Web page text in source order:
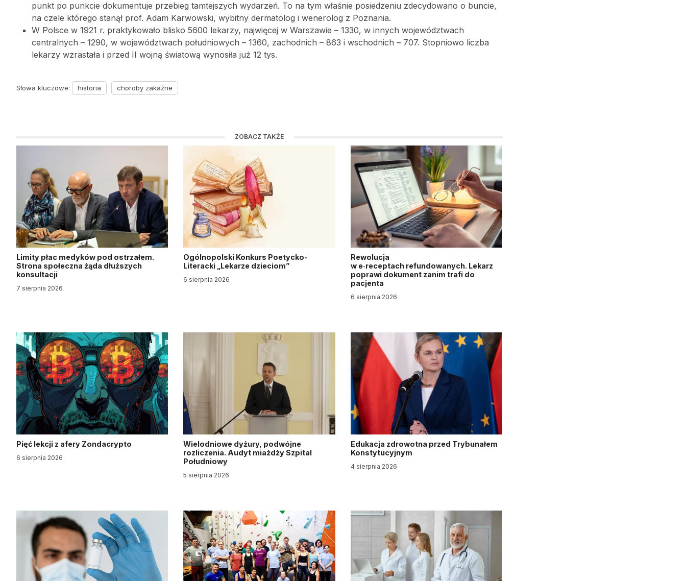
punkt po punkcie dokumentuje przebieg tamtejszych wydarzeń. To na tym właśnie posiedzeniu zdecydowano o buncie,
na czele którego stanął prof. Adam Karwowski, wybitny dermatolog i wenerolog z Poznania.
W Polsce w 1921 r. praktykowało blisko 5600 lekarzy, najwięcej w Warszawie – 1330, w innych województwach
centralnych – 1290, w województwach południowych – 1360, zachodnich – 863 i wschodnich – 707. Stopniowo liczba
lekarzy wzrastała i przed II wojną światową wynosiła już 12 tys.
Słowa kluczowe: historia choroby zakaźne
ZOBACZ TAKŻE
Limity płac medyków pod ostrzałem.
Strona społeczna żąda dłuższych
konsultacji
7 sierpnia 2026
Ogólnopolski Konkurs Poetycko-
Literacki „Lekarze dzieciom”
6 sierpnia 2026
Rewolucja
w e‑receptach refundowanych. Lekarz
poprawi dokument zanim trafi do
pacjenta
6 sierpnia 2026
Pięć lekcji z afery Zondacrypto
6 sierpnia 2026
Wielodniowe dyżury, podwójne
rozliczenia. Audyt miażdży Szpital
Południowy
5 sierpnia 2026
Edukacja zdrowotna przed Trybunałem
Konstytucyjnym
4 sierpnia 2026